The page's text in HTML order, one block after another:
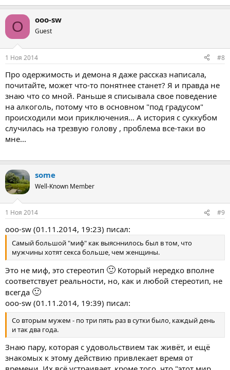
O ooo-sw
Guest
1 Ноя 2014 #8
Про одержимость и демона я даже рассказ написала,
почитайте, может что-то понятнее станет? Я и правда не
знаю что со мной. Раньше я списывала свое поведение
на алкоголь, потому что в основном "под градусом"
происходили мои приключения... А история с суккубом
случилась на трезвую голову , проблема все-таки во
мне...
some
Well-Known Member
1 Ноя 2014 #9
ooo-sw (01.11.2014, 19:23) писал:
Самый большой "миф" как выясннилось был в том, что
мужчины хотят секса больше, чем женщины.
Это не миф, это стереотип 🙂 Который нередко вполне
соответствует реальности, но, как и любой стереотип, не
всегда 🙂
ooo-sw (01.11.2014, 19:39) писал:
Со вторым мужем - по три пять раз в сутки было, каждый день
и так два года.
Знаю пару, которая с удовольствием так живёт, и ещё
знакомых к этому действию привлекает время от